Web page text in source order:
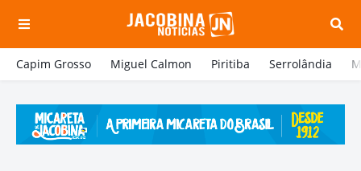
Capim Grosso Miguel Calmon Piritiba Serrolândia